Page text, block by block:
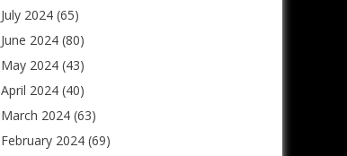
July 2024(65)
June 2024(80)
May 2024(43)
April 2024(40)
March 2024(63)
February 2024(69)